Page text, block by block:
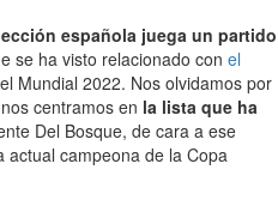
española juega un partido
se ha visto relacionado con el
Mundial 2022. Nos olvidamos por
centramos en la lista que ha
Del Bosque, de cara a ese
campeona de la Copa